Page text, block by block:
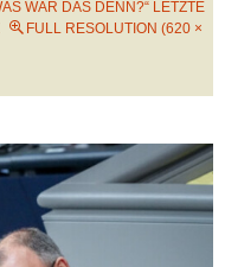
WAR DAS DENN?“ LETZTE
FULL RESOLUTION (620 ×